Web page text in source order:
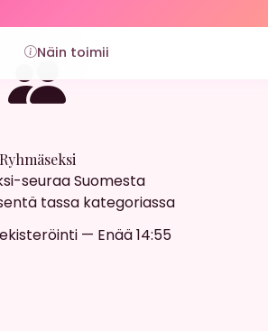
Näin toimii
Ryhmäseksi
seuraa Suomesta
tassa kategoriassa
— Enää14:54